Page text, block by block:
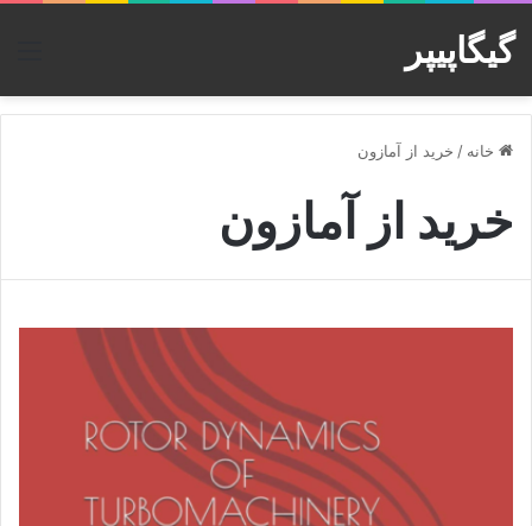
گیگاپیپر
خانه / خرید از آمازون
خرید از آمازون